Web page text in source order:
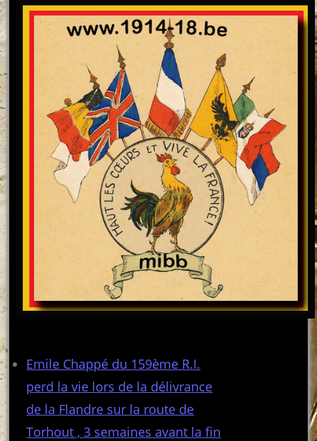
Emile Chappé du 159ème R.I.
perd la vie lors de la délivrance
de la Flandre sur la route de
Torhout , 3 semaines avant la fin